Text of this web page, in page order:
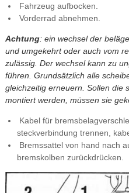
Fahrzeug aufbocken.
Vorderrad abnehmen.
Achtung: ein wechsel der
und umgekehrt oder auch vom
zulässig. Der wechsel kann zu
führen. Grundsätzlich alle
gleichzeitig erneuern. Sollen die
montiert werden, müssen sie
Kabel für
steckverbindung trennen,
Bremssattel von hand nach
bremskolben zurückdrücken.